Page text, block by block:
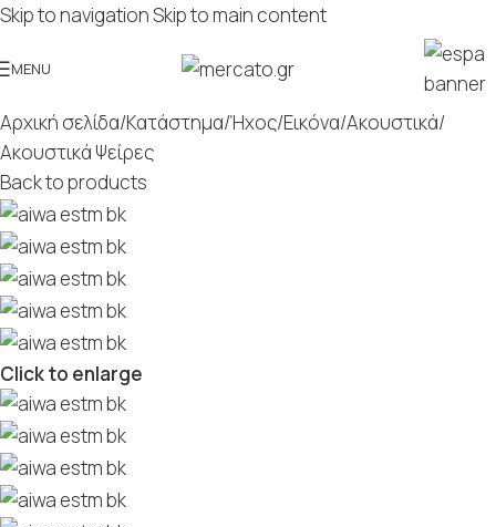
Skip to navigationSkip to main content
MENU
Αρχική σελίδα/Κατάστημα/Ήχος/Εικόνα/Ακουστικά/
Ακουστικά Ψείρες
Back to products
Click to enlarge